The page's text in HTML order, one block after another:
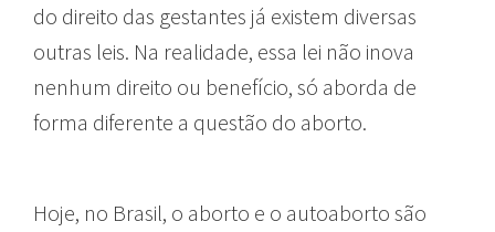
do direito das gestantes já existem diversas
outras leis. Na realidade, essa lei não inova
nenhum direito ou benefício, só aborda de
forma diferente a questão do aborto.
Hoje, no Brasil, o aborto e o autoaborto são